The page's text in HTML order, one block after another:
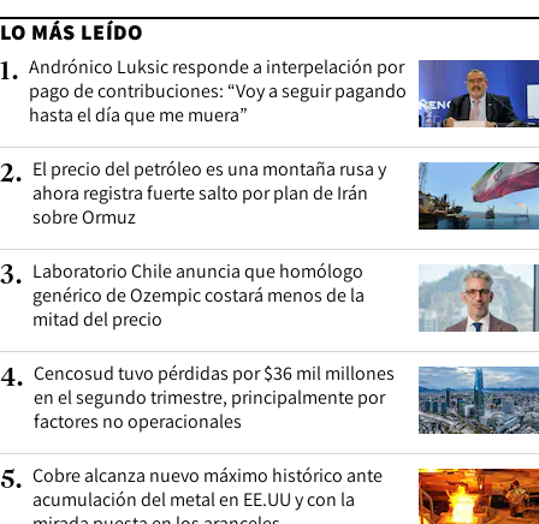
LO MÁS LEÍDO
1. Andrónico Luksic responde a interpelación por
pago de contribuciones: “Voy a seguir pagando
hasta el día que me muera”
2. El precio del petróleo es una montaña rusa y
ahora registra fuerte salto por plan de Irán
sobre Ormuz
3. Laboratorio Chile anuncia que homólogo
genérico de Ozempic costará menos de la
mitad del precio
4. Cencosud tuvo pérdidas por $36 mil millones
en el segundo trimestre, principalmente por
factores no operacionales
5. Cobre alcanza nuevo máximo histórico ante
acumulación del metal en EE.UU y con la